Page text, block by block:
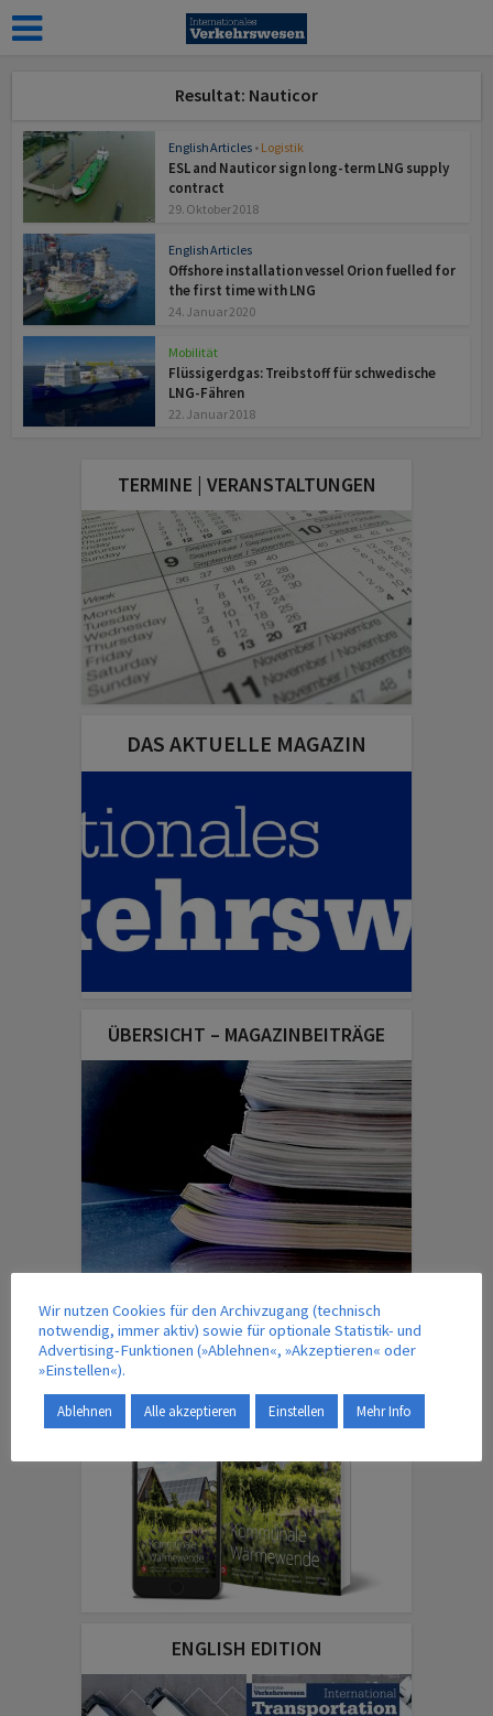
Resultat: Nauticor
English Articles • Logistik
ESL and Nauticor sign long-term LNG supply
contract
29. Oktober 2018
English Articles
Offshore installation vessel Orion fuelled for
the first time with LNG
24. Januar 2020
Mobilität
Flüssigerdgas: Treibstoff für schwedische
LNG-Fähren
22. Januar 2018
TERMINE | VERANSTALTUNGEN
DAS AKTUELLE MAGAZIN
ÜBERSICHT – MAGAZINBEITRÄGE
IM VERLAG ERSCHEINT AUCH …
ENGLISH EDITION
Wir nutzen Cookies für den Archivzugang (technisch
notwendig, immer aktiv) sowie für optionale Statistik- und
Advertising-Funktionen (»Ablehnen«, »Akzeptieren« oder
»Einstellen«).
Ablehnen Alle akzeptieren Einstellen Mehr Info